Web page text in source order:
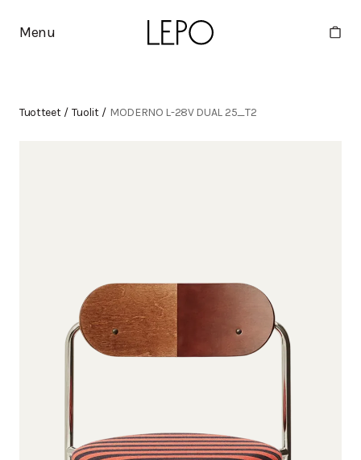
Menu
Tuotteet / Tuolit / MODERNO L-28V DUAL 25_T2